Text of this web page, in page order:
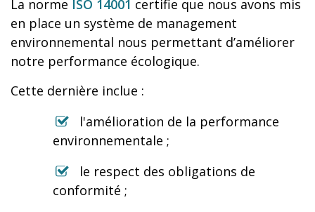
La norme ISO 14001 certifie que nous avons mis
en place un système de management
environnemental nous permettant d’améliorer
notre performance écologique.
Cette dernière inclue :
l'amélioration de la performance
environnementale ;
le respect des obligations de
conformité ;